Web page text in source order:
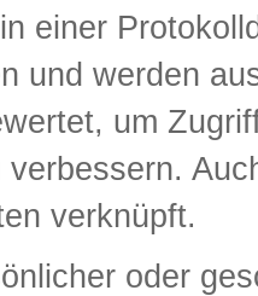
einer
und werden
um
verknüpft.
oder